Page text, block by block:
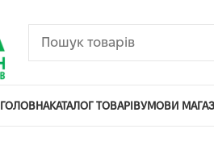
ГОЛОВНАКАТАЛОГ ТОВАРІВУМОВИ